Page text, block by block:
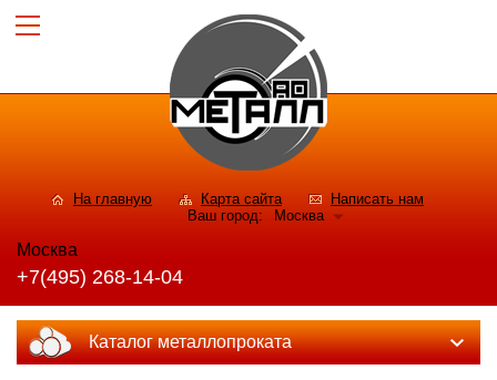
На главную Карта сайта
Написать нам
Ваш город:
Москва
Москва
+7(495) 268-14-04
Каталог металлопроката